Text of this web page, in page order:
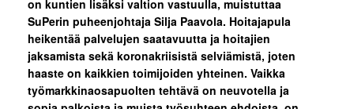
on kuntien lisäksi valtion vastuulla, muistuttaa
SuPerin puheenjohtaja Silja Paavola. Hoitajapula
heikentää palvelujen saatavuutta ja hoitajien
jaksamista sekä koronakriisistä selviämistä, joten
haaste on kaikkien toimijoiden yhteinen. Vaikka
työmarkkinaosapuolten tehtävä on neuvotella ja